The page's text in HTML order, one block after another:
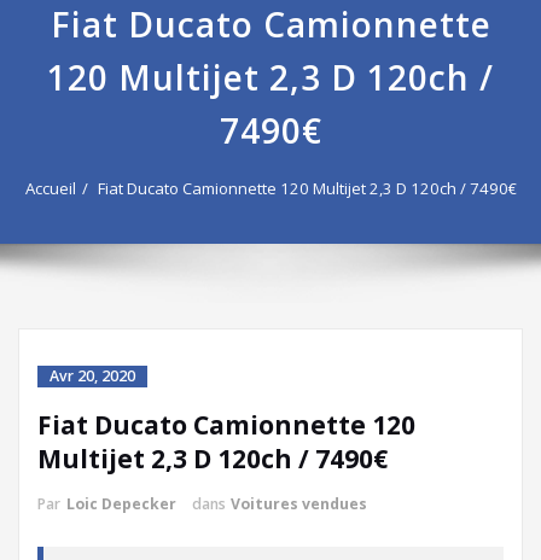
Fiat Ducato Camionnette
120 Multijet 2,3 D 120ch /
7490€
Accueil Fiat Ducato Camionnette 120 Multijet 2,3 D 120ch / 7490€
Avr 20, 2020
Fiat Ducato Camionnette 120
Multijet 2,3 D 120ch / 7490€
Par Loic Depecker dans Voitures vendues